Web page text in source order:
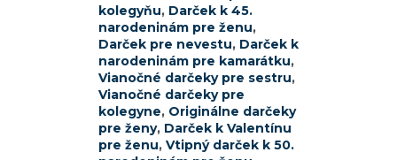
kolegyňu, Darček k 45.
narodeninám pre ženu,
Darček pre nevestu, Darček k
narodeninám pre kamarátku,
Vianočné darčeky pre sestru,
Vianočné darčeky pre
kolegyne, Originálne darčeky
pre ženy, Darček k Valentínu
pre ženu, Vtipný darček k 50.